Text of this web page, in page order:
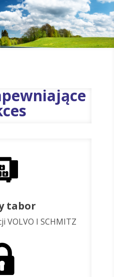
tabor
VOLVO I SCHMITZ